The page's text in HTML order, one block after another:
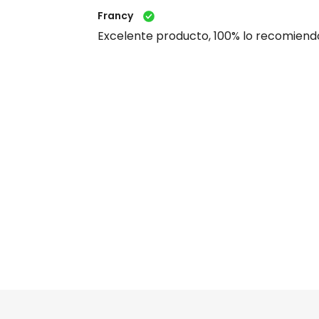
Francy
Excelente producto, 100% lo